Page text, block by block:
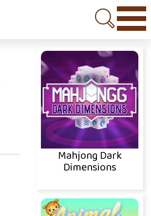
Mahjong Dark
Dimensions